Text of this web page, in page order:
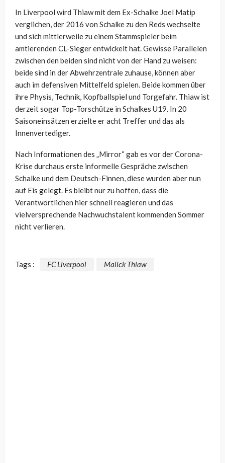
In Liverpool wird Thiaw mit dem Ex-Schalke Joel Matip
verglichen, der 2016 von Schalke zu den Reds wechselte
und sich mittlerweile zu einem Stammspieler beim
amtierenden CL-Sieger entwickelt hat. Gewisse Parallelen
zwischen den beiden sind nicht von der Hand zu weisen:
beide sind in der Abwehrzentrale zuhause, können aber
auch im defensiven Mittelfeld spielen. Beide kommen über
ihre Physis, Technik, Kopfballspiel und Torgefahr. Thiaw ist
derzeit sogar Top-Torschütze in Schalkes U19. In 20
Saisoneinsätzen erzielte er acht Treffer und das als
Innenvertediger.
Nach Informationen des „Mirror“ gab es vor der Corona-
Krise durchaus erste informelle Gespräche zwischen
Schalke und dem Deutsch-Finnen, diese wurden aber nun
auf Eis gelegt. Es bleibt nur zu hoffen, dass die
Verantwortlichen hier schnell reagieren und das
vielversprechende Nachwuchstalent kommenden Sommer
nicht verlieren.
Tags : FC Liverpool Malick Thiaw